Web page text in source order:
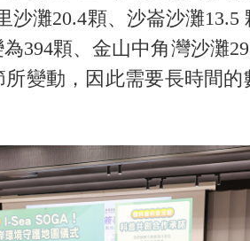
灘20.4顆、沙崙沙灘13.5
394顆、金山中角灣沙灘
變動，因此需要長時間的